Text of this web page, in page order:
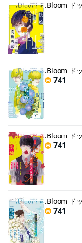
.Bloom ド
.Bloom ド
741
.Bloom ド
741
.Bloom ド
741